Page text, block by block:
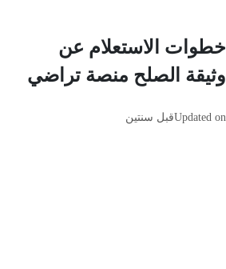
خطوات الاستعلام عن
وثيقة الصلح منصة تراضي
Updated onقبل سنتين